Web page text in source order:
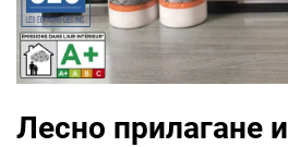
Лесно прилагане и